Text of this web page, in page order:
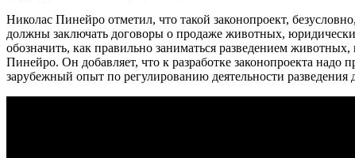
Николас Пинейро отметил, что такой законопроект,
должны заключать договоры о продаже животных,
обозначить, как правильно заниматься разведением
Пинейро. Он добавляет, что к разработке законопроекта
зарубежный опыт по регулированию деятельности